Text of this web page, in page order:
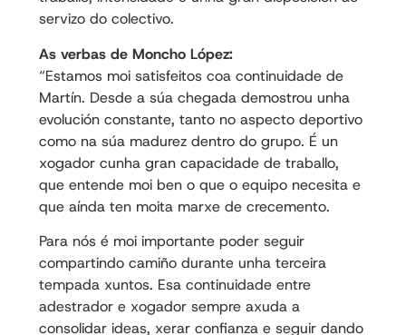
servizo do colectivo.
As verbas de Moncho López:
“Estamos moi satisfeitos coa continuidade de
Martín. Desde a súa chegada demostrou unha
evolución constante, tanto no aspecto deportivo
como na súa madurez dentro do grupo. É un
xogador cunha gran capacidade de traballo,
que entende moi ben o que o equipo necesita e
que aínda ten moita marxe de crecemento.
Para nós é moi importante poder seguir
compartindo camiño durante unha terceira
tempada xuntos. Esa continuidade entre
adestrador e xogador sempre axuda a
consolidar ideas, xerar confianza e seguir dando